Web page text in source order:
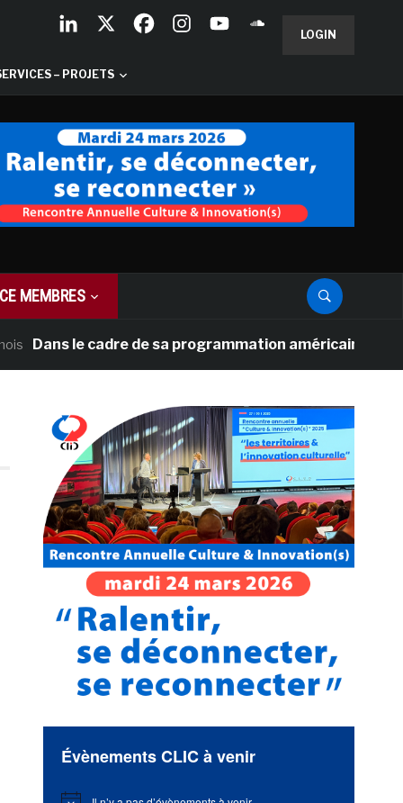
LOGIN
– PROJETS
MEMBRES
le cadre de sa programmation américaine,
Évènements CLIC à venir